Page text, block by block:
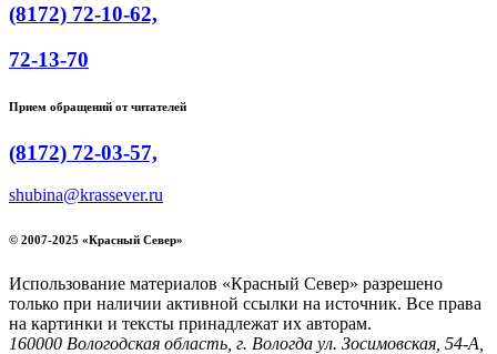
(8172) 72-10-62,
72-13-70
Прием обращений от читателей
(8172) 72-03-57,
shubina@krassever.ru
© 2007-2025 «Красный Север»
Использование материалов «Красный Север» разрешено
только при наличии активной ссылки на источник. Все права
на картинки и тексты принадлежат их авторам.
160000 Вологодская область, г. Вологда ул. Зосимовская, 54-А,